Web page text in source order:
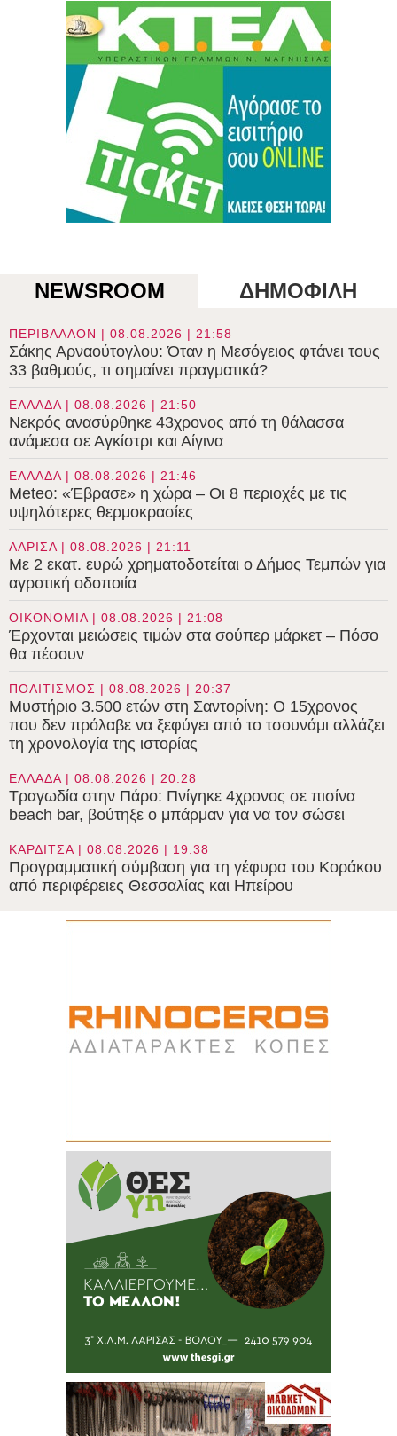
NEWSROOM ΔΗΜΟΦΙΛΗ
ΠΕΡΙΒΑΛΛΟΝ | 08.08.2026 | 21:58
Σάκης Αρναούτογλου: Όταν η Μεσόγειος φτάνει τους
33 βαθμούς, τι σημαίνει πραγματικά?
ΕΛΛΑΔΑ | 08.08.2026 | 21:50
Νεκρός ανασύρθηκε 43χρονος από τη θάλασσα
ανάμεσα σε Αγκίστρι και Αίγινα
ΕΛΛΑΔΑ | 08.08.2026 | 21:46
Meteo: «Έβρασε» η χώρα – Οι 8 περιοχές με τις
υψηλότερες θερμοκρασίες
ΛΑΡΙΣΑ | 08.08.2026 | 21:11
Με 2 εκατ. ευρώ χρηματοδοτείται ο Δήμος Τεμπών για
αγροτική οδοποιία
ΟΙΚΟΝΟΜΙΑ | 08.08.2026 | 21:08
Έρχονται μειώσεις τιμών στα σούπερ μάρκετ – Πόσο
θα πέσουν
ΠΟΛΙΤΙΣΜΟΣ | 08.08.2026 | 20:37
Μυστήριο 3.500 ετών στη Σαντορίνη: Ο 15χρονος
που δεν πρόλαβε να ξεφύγει από το τσουνάμι αλλάζει
τη χρονολογία της ιστορίας
ΕΛΛΑΔΑ | 08.08.2026 | 20:28
Τραγωδία στην Πάρο: Πνίγηκε 4χρονος σε πισίνα
beach bar, βούτηξε ο μπάρμαν για να τον σώσει
ΚΑΡΔΙΤΣΑ | 08.08.2026 | 19:38
Προγραμματική σύμβαση για τη γέφυρα του Κοράκου
από περιφέρειες Θεσσαλίας και Ηπείρου